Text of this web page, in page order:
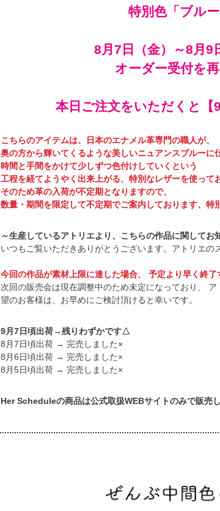
特別色「ブル
オーダー受付を
本日ご注文をいただくと【
こちらのアイテムは、日本のエナメル革専門の職人が、
奥の方から輝いてくるような美しいニュアンスブルーに
時間と手間をかけて少しずつ色付けしていくという
工程を経てようやく出来上がる、特別なレザーを使って
そのため革の入荷が不定期となりますので、
数量・期間を限定して不定期でご案内しております、特
～生産しているアトリエより、こちらの作品に関してお
いつもご覧いただきありがとうございます。アトリエの
今回の作品が素材上限に達した場合、 予定より早く終了
次回の販売会は現在調整中のため未定になっており、
望のお客様は、お早めにご検討頂けると幸いです。
9月7日頃出荷→残りわずかです△
頃出荷 → 完売しました×
頃出荷 → 完売しました×
頃出荷 → 完売しました×
Her Scheduleの商品は公式取扱WEBサイトのみで販売